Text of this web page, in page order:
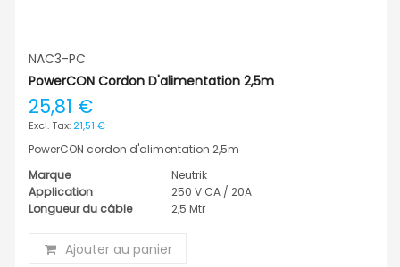
NAC3-PC
PowerCON Cordon D'alimentation 2,5m
25,81 €
21,51 €
PowerCON cordon d'alimentation 2,5m
Marque
Neutrik
Application
250 V CA / 20A
Longueur du câble
2,5 Mtr
Ajouter au panier